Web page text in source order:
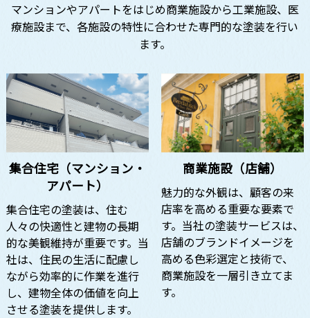
マンションやアパートをはじめ商業施設から工業施設、医
療施設まで、各施設の特性に合わせた専門的な塗装を行い
ます。
集合住宅（マンション・
アパート）
集合住宅の塗装は、住む
人々の快適性と建物の長期
的な美観維持が重要です。当
社は、住民の生活に配慮し
ながら効率的に作業を進行
し、建物全体の価値を向上
させる塗装を提供します。
商業施設（店舗）
魅力的な外観は、顧客の来
店率を高める重要な要素で
す。当社の塗装サービスは、
店舗のブランドイメージを
高める色彩選定と技術で、
商業施設を一層引き立てま
す。